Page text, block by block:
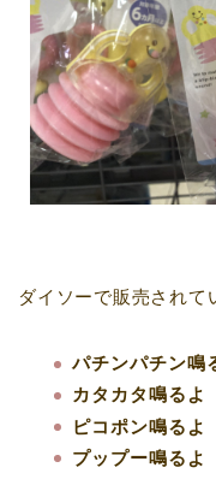
ダイソーで販売されて
パチンパチン鳴
カタカタ鳴るよ
ピコポン鳴るよ
プップー鳴るよ